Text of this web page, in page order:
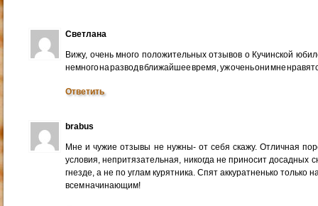
Светлана
Вижу, очень много положительных отзывов о Кучинской
немного на развод в ближайшее время, уж очень они мне
Ответить
brabus
Мне и чужие отзывы не нужны- от себя скажу. Отличная
условия, непритязательная, никогда не приносит досадных
гнезде, а не по углам курятника. Спят аккуратненько только
всем начинающим!